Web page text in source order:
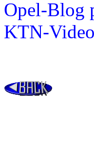
Opel-Blog
KTN-